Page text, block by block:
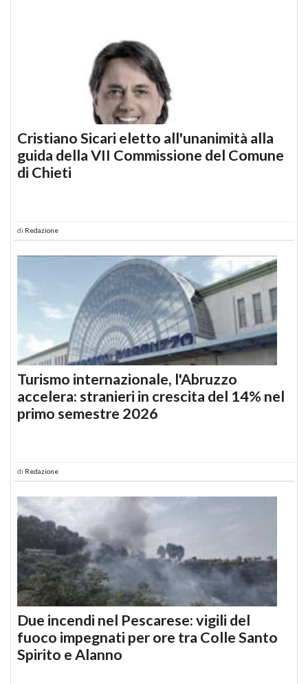
Cristiano Sicari eletto all'unanimità alla
guida della VII Commissione del Comune
di Chieti
di Redazione
Turismo internazionale, l'Abruzzo
accelera: stranieri in crescita del 14% nel
primo semestre 2026
di Redazione
Due incendi nel Pescarese: vigili del
fuoco impegnati per ore tra Colle Santo
Spirito e Alanno